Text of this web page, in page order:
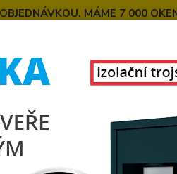
MÁME 7 000
150x150 cm, dvoukřídlé, zlatý dub/bílé,